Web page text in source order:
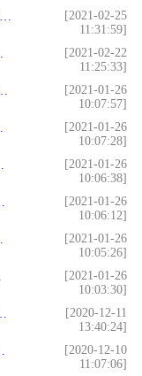
[2021-02-25
11:31:59]
[2021-02-22
11:25:33]
[2021-01-26
10:07:57]
[2021-01-26
10:07:28]
[2021-01-26
10:06:38]
[2021-01-26
10:06:12]
[2021-01-26
10:05:26]
[2021-01-26
10:03:30]
[2020-12-11
13:40:24]
[2020-12-10
11:07:06]